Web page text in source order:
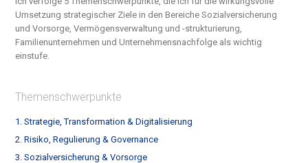
Umsetzung strategischer Ziele in den Bereiche Sozialversicherung
und Vorsorge, Vermögensverwaltung und -strukturierung,
Familienunternehmen und Unternehmensnachfolge als wichtig
einstufe.
Themenschwerpunkte
1. Strategie, Transformation & Digitalisierung
2. Risiko, Regulierung & Governance
3. Sozialversicherung & Vorsorge